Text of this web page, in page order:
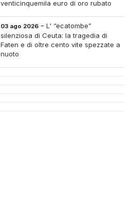
venticinquemila euro di oro rubato
03 ago 2026 -L' “ecatombe”
silenziosa di Ceuta: la tragedia di
Faten e di oltre cento vite spezzate a
nuoto